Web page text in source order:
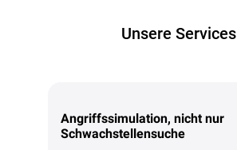
Unsere Services
Angriffssimulation, nicht nur
Schwachstellensuche